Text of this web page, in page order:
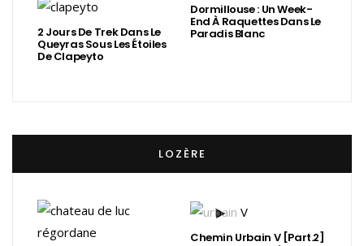
2 Jours De Trek Dans Le
Queyras Sous Les Étoiles
De Clapeyto
Dormillouse : Un Week-
End À Raquettes Dans Le
Paradis Blanc
LOZÈRE
Chemin Urbain V [Part.2]